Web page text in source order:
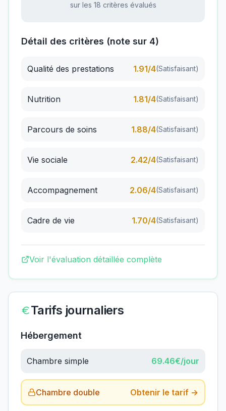
sur les 18 critères évalués
Détail des critères (note sur 4)
Qualité des prestations 1.91/4(Satisfaisant)
Nutrition 1.81/4(Satisfaisant)
Parcours de soins 1.88/4(Satisfaisant)
Vie sociale 2.42/4(Satisfaisant)
Accompagnement 2.06/4(Satisfaisant)
Cadre de vie 1.70/4(Satisfaisant)
Voir l'évaluation détaillée complète
Tarifs journaliers
Hébergement
Chambre simple 69.46€/jour
Chambre double Obtenir le tarif →